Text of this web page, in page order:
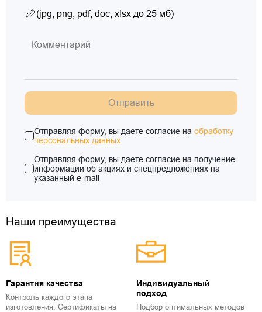
(jpg, png, pdf, doc, xlsx до 25 мб)
Отправить
Отправляя форму, вы даете согласие на обработку
персональных данных
Отправляя форму, вы даете согласие на получение
информации об акциях и спецпредложениях на
указанный e-mail
Наши преимущества
Гарантия качества
Контроль каждого этапа
изготовления. Сертификаты на
Индивидуальный
подход
Подбор оптимальных методов